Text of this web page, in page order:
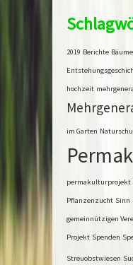
2019 Berichte
hochzeit
im Garten
permakulturprojekt
Pflanzenzucht Sinn
gemeinnützigen
Projekt Spenden
Streuobstwiesen